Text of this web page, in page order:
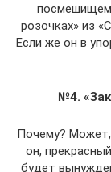
посмешищем
розочках» из
Если же он в
№4.
Почему?
он,
будет